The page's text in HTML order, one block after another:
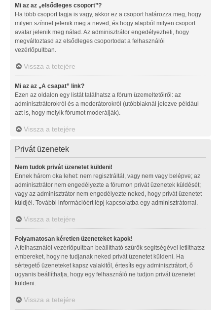
Mi az az „elsődleges csoport”?
Ha több csoport tagja is vagy, akkor ez a csoport határozza meg, hogy
milyen színnel jelenik meg a neved, és hogy alapból milyen csoport
avatar jelenik meg nálad. Az adminisztrátor engedélyezheti, hogy
megváltoztasd az elsődleges csoportodat a felhasználói
vezérlőpultban.
Vissza a tetejére
Mi az az „A csapat” link?
Ezen az oldalon egy listát találhatsz a fórum üzemeltetőiről: az
adminisztrátorokról és a moderátorokról (utóbbiaknál jelezve például
azt is, hogy melyik fórumot moderálják).
Vissza a tetejére
Privát üzenetek
Nem tudok privát üzenetet küldeni!
Ennek három oka lehet: nem regisztráltál, vagy nem vagy belépve; az
adminisztrátor nem engedélyezte a fórumon privát üzenetek küldését;
vagy az adminisztrátor nem engedélyezte neked, hogy privát üzenetet
küldjél. További információért lépj kapcsolatba egy adminisztrátorral.
Vissza a tetejére
Folyamatosan kéretlen üzeneteket kapok!
A felhasználói vezérlőpultban beállítható szűrők segítségével letilthatsz
embereket, hogy ne tudjanak neked privát üzenetet küldeni. Ha
sértegető üzeneteket kapsz valakitől, értesíts egy adminisztrátort, ő
ugyanis beállíthatja, hogy egy felhasználó ne tudjon privát üzenetet
küldeni.
Vissza a tetejére